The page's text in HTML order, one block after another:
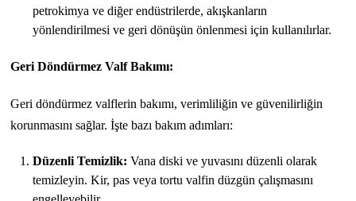
petrokimya ve diğer endüstrilerde, akışkanların
yönlendirilmesi ve geri dönüşün önlenmesi için kullanılırlar.
Geri Döndürmez Valf Bakımı:
Geri döndürmez valflerin bakımı, verimliliğin ve güvenilirliğin
korunmasını sağlar. İşte bazı bakım adımları:
Düzenli Temizlik: Vana diski ve yuvasını düzenli olarak
temizleyin. Kir, pas veya tortu valfin düzgün çalışmasını